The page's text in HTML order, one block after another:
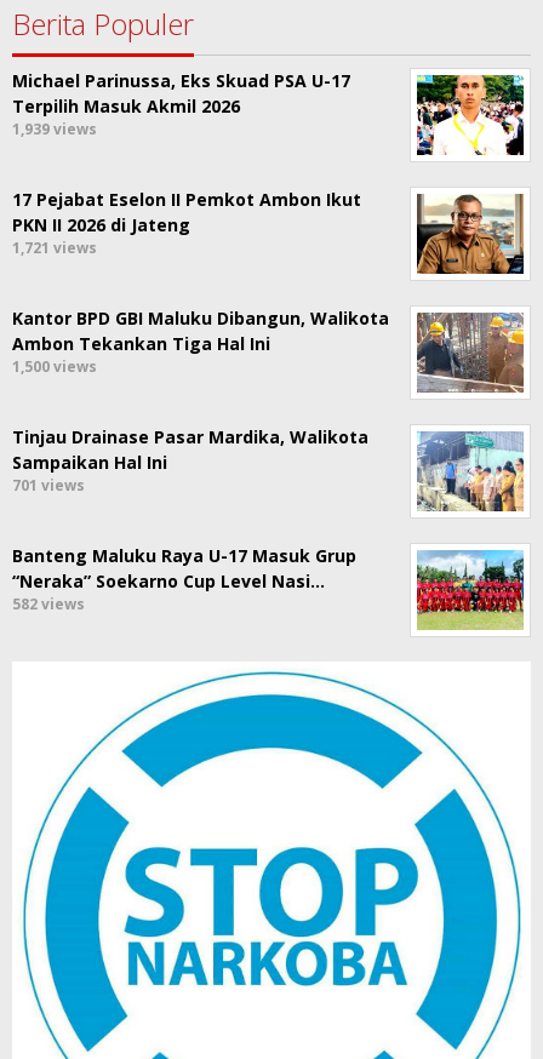
Berita Populer
Michael Parinussa, Eks Skuad PSA U-17
Terpilih Masuk Akmil 2026
1,939 views
17 Pejabat Eselon II Pemkot Ambon Ikut
PKN II 2026 di Jateng
1,721 views
Kantor BPD GBI Maluku Dibangun, Walikota
Ambon Tekankan Tiga Hal Ini
1,500 views
Tinjau Drainase Pasar Mardika, Walikota
Sampaikan Hal Ini
701 views
Banteng Maluku Raya U-17 Masuk Grup
“Neraka” Soekarno Cup Level Nasi…
582 views